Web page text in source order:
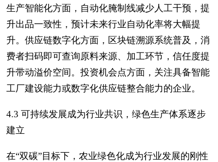
生产智能化方面，自动化腌制线减少人工干预，提
升出品一致性，预计未来行业自动化率将大幅提
升。供应链数字化方面，区块链溯源系统普及，消
费者扫码即可查询原料来源、加工环节，信任度提
升带动溢价空间。投资机会点方面，关注具备智能
工厂建设能力或数字化供应链整合能力的企业。
4.3 可持续发展成为行业共识，绿色生产体系逐步
建立
在“双碳”目标下，农业绿色化成为行业发展的刚性